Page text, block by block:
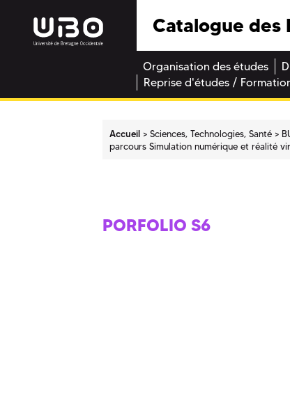
Catalogue des
Organisation des études
Reprise d'études /
Accueil Sciences, Technologies, Santé
parcours Simulation numérique et réalité
PORFOLIO S6